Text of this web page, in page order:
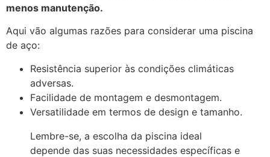
menos manutenção.
Aqui vão algumas razões para considerar uma piscina
de aço:
Resistência superior às condições climáticas
adversas.
Facilidade de montagem e desmontagem.
Versatilidade em termos de design e tamanho.
Lembre-se, a escolha da piscina ideal
depende das suas necessidades específicas e